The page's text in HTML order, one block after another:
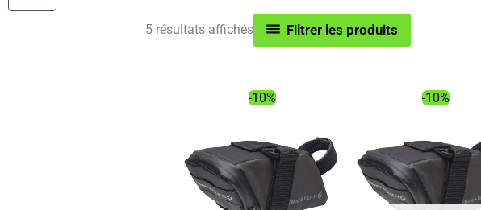
5 résultats affichésTrié
par
Filtrer les produits
-10% -10%